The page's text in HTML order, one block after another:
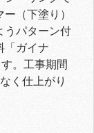
（下塗り）
うパターン付
「ガイナ
。工事期間
く仕上がり